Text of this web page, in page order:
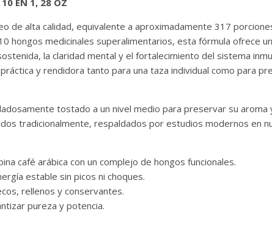
EN 1, 28 OZ
de alta calidad, equivalente a aproximadamente 317
hongos medicinales superalimentarios, esta fórmula ofrece
la claridad mental y el fortalecimiento del sistema
y rendidora tanto para una taza individual como para
tostado a un nivel medio para preservar su aroma
tradicionalmente, respaldados por estudios modernos en
café arábica con un complejo de hongos funcionales.
estable sin picos ni choques.
rellenos y conservantes.
pureza y potencia.